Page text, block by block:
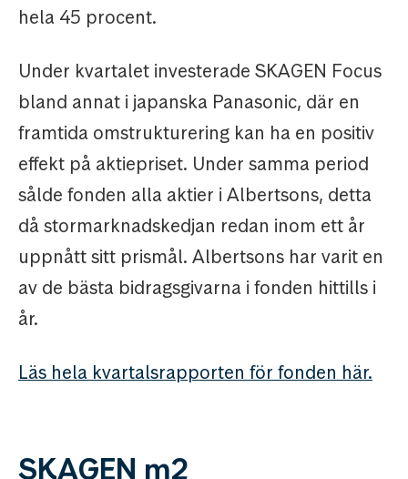
hela 45 procent.
Under kvartalet investerade SKAGEN Focus
bland annat i japanska Panasonic, där en
framtida omstrukturering kan ha en positiv
effekt på aktiepriset. Under samma period
sålde fonden alla aktier i Albertsons, detta
då stormarknadskedjan redan inom ett år
uppnått sitt prismål. Albertsons har varit en
av de bästa bidragsgivarna i fonden hittills i
år.
Läs hela kvartalsrapporten för fonden här.
SKAGEN m2